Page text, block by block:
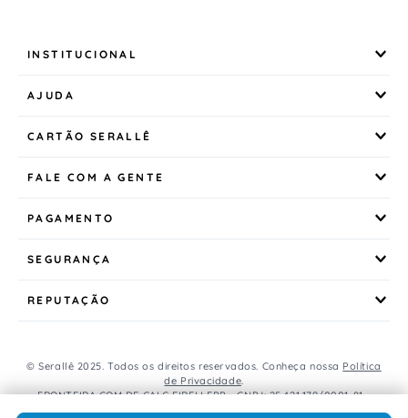
INSTITUCIONAL
AJUDA
CARTÃO SERALLÊ
FALE COM A GENTE
PAGAMENTO
SEGURANÇA
REPUTAÇÃO
© Serallê 2025. Todos os direitos reservados. Conheça nossa Política
de Privacidade.
FRONTEIRA COM DE CALC EIRELI EPP - CNPJ: 25.421.179/0001-81 -
Avenida Brasil, 456, Centro, CEP: 85.851-000, Foz do Iguaçu, PR, Brasil.